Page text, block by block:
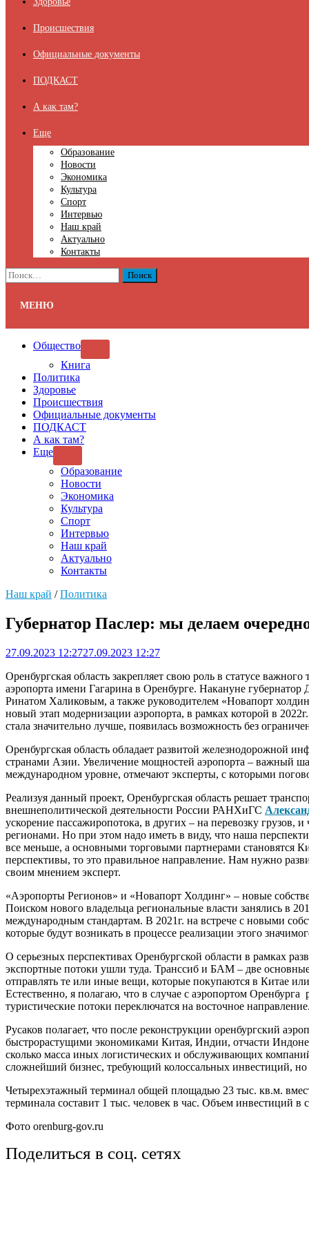
Происшествия
Официальные документы
ПОДКАСТ
А как там?
Еще
Образование
Новости
Экономика
Культура
Спорт
Интервью
Наш край
Актуально
Контакты
Найти:
МЕНЮ
Общество
Книга
Политика
Здоровье
Происшествия
Официальные документы
ПОДКАСТ
А как там?
Еще
SUB
MENU
Образование
Новости
Экономика
Культура
Спорт
Интервью
Наш край
Актуально
Контакты
Наш край /Политика
Губернатор Паслер: мы делаем
27.09.2023 12:2727.09.2023 12:27
Оренбургская область закрепляет свою роль в статусе
аэропорта имени Гагарина в Оренбурге. Накануне
Ринатом Халиковым, а также руководителем «Новапорт
новый этап модернизации аэропорта, в рамках которой в
стала значительно лучше, появилась возможность без
Оренбургская область обладает развитой железнодорожной
странами Азии. Увеличение мощностей аэропорта – важный
международном уровне, отмечают эксперты, с которыми
Реализуя данный проект, Оренбургская область решает
внешнеполитической деятельности России РАНХиГС
ускорение пассажиропотока, в других – на перевозку грузов,
регионами. Но при этом надо иметь в виду, что наша
все меньше, а основными торговыми партнерами становятся
перспективы, то это правильное направление. Нам нужно
своим мнением эксперт.
«Аэропорты Регионов» и «Новапорт Холдинг» – новые
Поиском нового владельца региональные власти занялись в
международным стандартам. В 2021г. на встрече с новыми
которые будут возникать в процессе реализации этого
О серьезных перспективах Оренбургской области в рамках
экспортные потоки ушли туда. Транссиб и БАМ – две основные
отправлять те или иные вещи, которые покупаются в Китае
Естественно, я полагаю, что в случае с аэропортом
туристические потоки переключатся на восточное
Русаков полагает, что после реконструкции оренбургский
быстрорастущими экономиками Китая, Индии, отчасти
сколько масса иных логистических и обслуживающих
сложнейший бизнес, требующий колоссальных инвестиций,
Четырехэтажный терминал общей площадью 23 тыс. кв.м.
терминала составит 1 тыс. человек в час. Объем инвестиций в
Фото orenburg-gov.ru
Поделиться в соц. сетях